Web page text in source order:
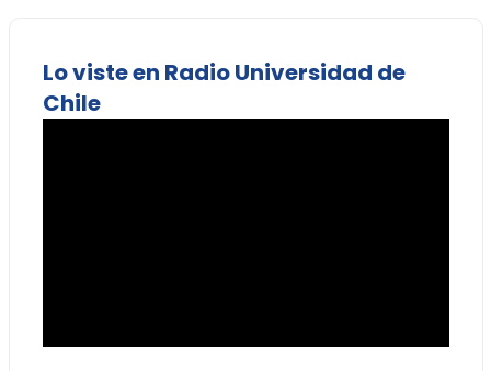
Lo viste en Radio Universidad de
Chile